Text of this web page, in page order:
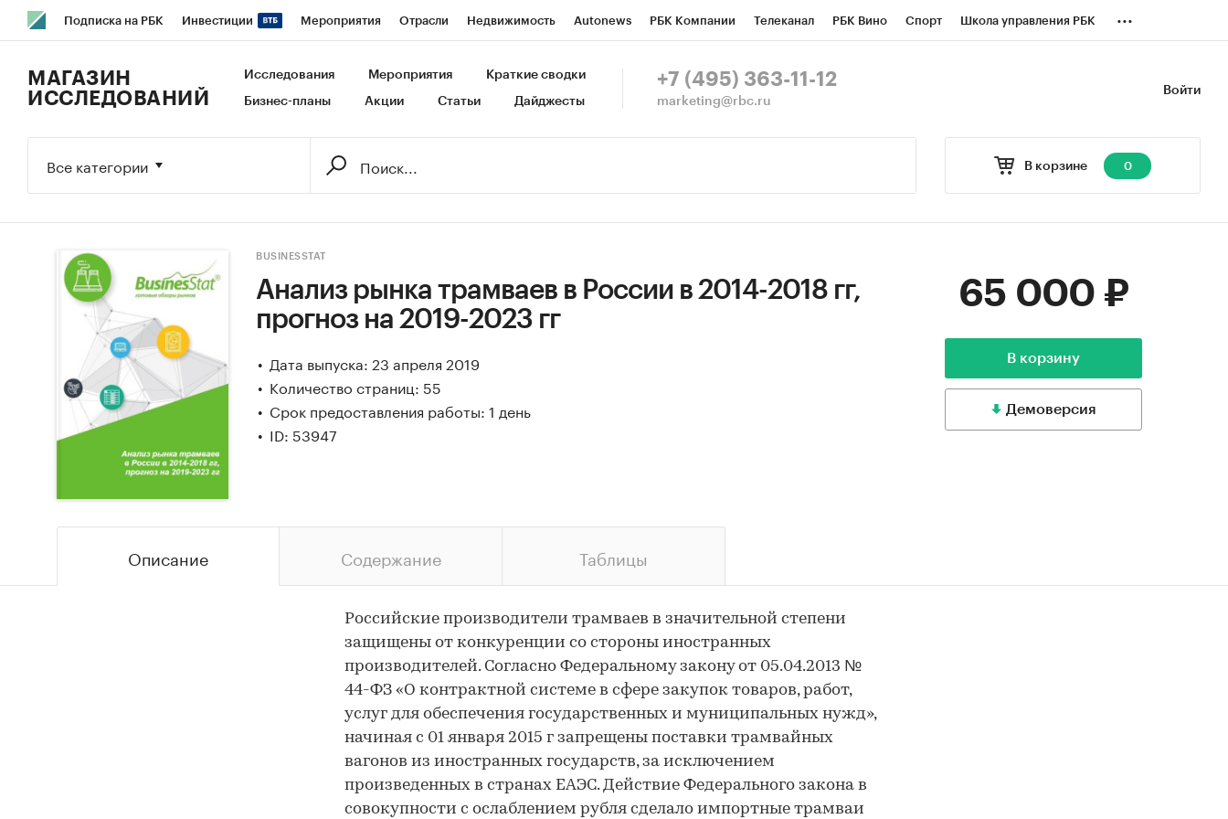
Подписка на РБК Инвестиции Мероприятия Отрасли Недвижимость Autonews РБК Компании Телеканал РБК Вино Спорт Школа управления РБК
Исследования Кредитные рейтинги Франшизы Газета Спецпроекты СПб Конференции СПб Спецпроекты
...
Войти
МАГАЗИН
ИССЛЕДОВАНИЙ
Исследования Мероприятия Краткие сводки
Бизнес-планы Акции Статьи Дайджесты
+7 (495) 363-11-12
marketing@rbc.ru
В корзине 0
Все категории
BUSINESSTAT
Анализ рынка трамваев в России в 2014-2018 гг,
прогноз на 2019-2023 гг
Дата выпуска: 23 апреля 2019
Количество страниц: 55
Срок предоставления работы: 1 день
ID: 53947
65 000 ₽
В корзину
Демоверсия
Описание Содержание Таблицы
Российские производители трамваев в значительной степени
защищены от конкуренции со стороны иностранных
производителей. Согласно Федеральному закону от 05.04.2013 №
44-ФЗ «О контрактной системе в сфере закупок товаров, работ,
услуг для обеспечения государственных и муниципальных нужд»,
начиная с 01 января 2015 г запрещены поставки трамвайных
вагонов из иностранных государств, за исключением
произведенных в странах ЕАЭС. Действие Федерального закона в
совокупности с ослаблением рубля сделало импортные трамваи